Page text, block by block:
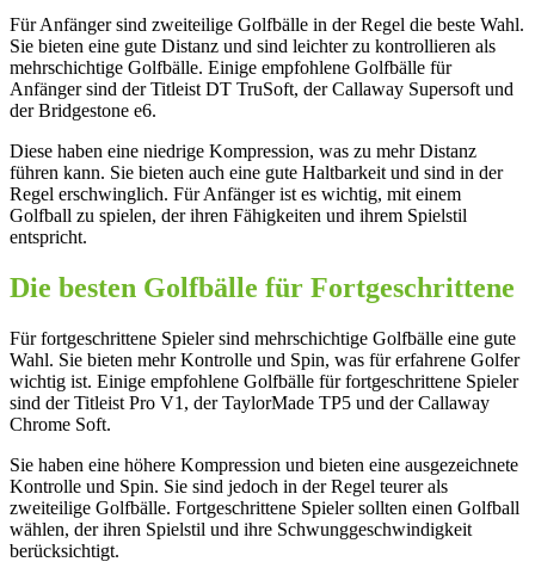
Für Anfänger sind zweiteilige Golfbälle in der Regel die beste Wahl.
Sie bieten eine gute Distanz und sind leichter zu kontrollieren als
mehrschichtige Golfbälle. Einige empfohlene Golfbälle für
Anfänger sind der Titleist DT TruSoft, der Callaway Supersoft und
der Bridgestone e6.
Diese haben eine niedrige Kompression, was zu mehr Distanz
führen kann. Sie bieten auch eine gute Haltbarkeit und sind in der
Regel erschwinglich. Für Anfänger ist es wichtig, mit einem
Golfball zu spielen, der ihren Fähigkeiten und ihrem Spielstil
entspricht.
Die besten Golfbälle für Fortgeschrittene
Für fortgeschrittene Spieler sind mehrschichtige Golfbälle eine gute
Wahl. Sie bieten mehr Kontrolle und Spin, was für erfahrene Golfer
wichtig ist. Einige empfohlene Golfbälle für fortgeschrittene Spieler
sind der Titleist Pro V1, der TaylorMade TP5 und der Callaway
Chrome Soft.
Sie haben eine höhere Kompression und bieten eine ausgezeichnete
Kontrolle und Spin. Sie sind jedoch in der Regel teurer als
zweiteilige Golfbälle. Fortgeschrittene Spieler sollten einen Golfball
wählen, der ihren Spielstil und ihre Schwunggeschwindigkeit
berücksichtigt.